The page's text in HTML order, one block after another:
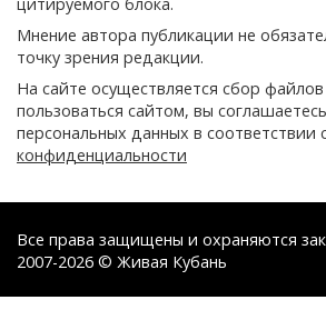
Мнение автора публикации не
точку зрения редакции.
На сайте осуществляется сбор
пользоваться сайтом, вы
персональных данных в соответствии
конфиденциальности
Все права защищены и охраняются
2007-2026 © Живая Кубань